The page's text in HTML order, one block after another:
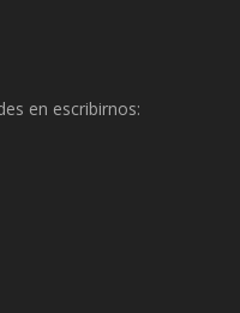
en escribirnos: